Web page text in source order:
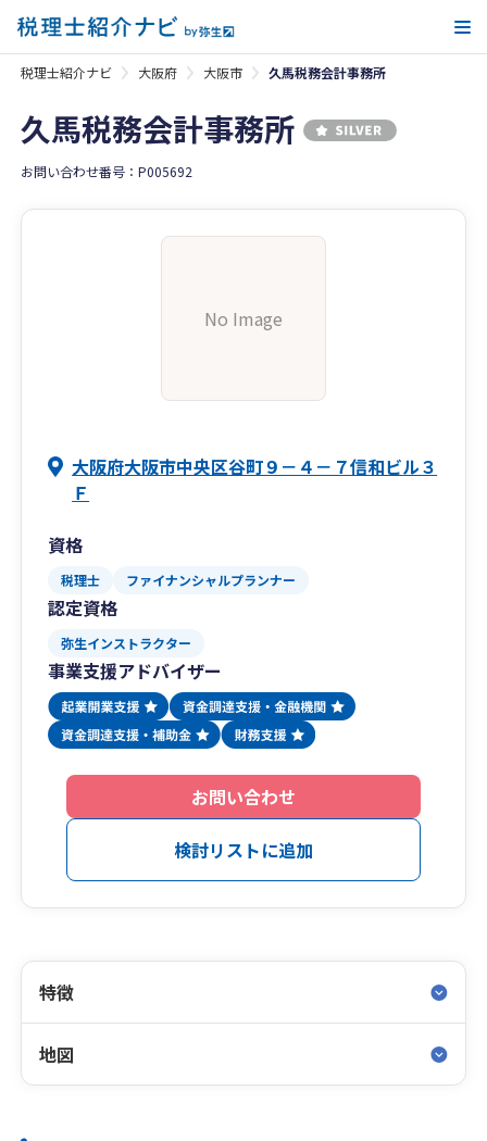
税理士紹介ナビ 大阪府 大阪市 久馬税務会計事務所
久馬税務会計事務所
お問い合わせ番号：P005692
No Image
大阪府大阪市中央区谷町９－４－７信和ビル３
Ｆ
資格
税理士 ファイナンシャルプランナー
認定資格
弥生インストラクター
事業支援アドバイザー
お問い合わせ
検討リストに追加
特徴
地図